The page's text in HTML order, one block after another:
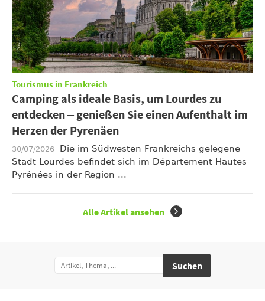
Tourismus in Frankreich
Camping als ideale Basis, um Lourdes zu
entdecken – genießen Sie einen Aufenthalt im
Herzen der Pyrenäen
30/07/2026
Die im Südwesten Frankreichs gelegene
Stadt Lourdes befindet sich im Département Hautes-
Pyrénées in der Region ...
Alle Artikel ansehen
Suchen